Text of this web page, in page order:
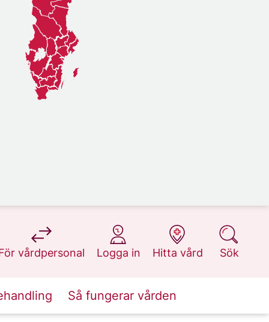
vårdpersonal
på 1177.se
Logga in
på 1177.se
Hitta vård
på 1177.se
Sök
på 1177.se
Så fungerar vården